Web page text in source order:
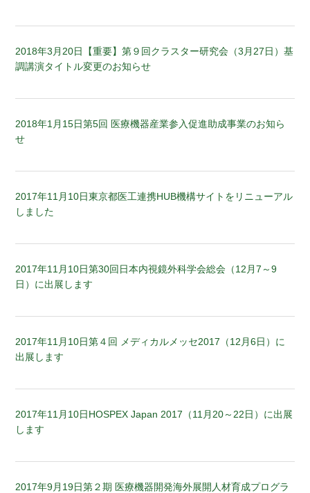
2018年3月20日
【重要】第９回クラスター研究会（3月27日）基
調講演タイトル変更のお知らせ
2018年1月15日第5回 医療機器産業参入促進助成事業のお知ら
せ
2017年11月10日東京都医工連携HUB機構サイトをリニューアル
しました
2017年11月10日第30回日本内視鏡外科学会総会（12月7～9
日）に出展します
2017年11月10日第４回 メディカルメッセ2017（12月6日）に
出展します
2017年11月10日HOSPEX Japan 2017（11月20～22日）に出展
します
2017年9月19日第２期 医療機器開発海外展開人材育成プログラ